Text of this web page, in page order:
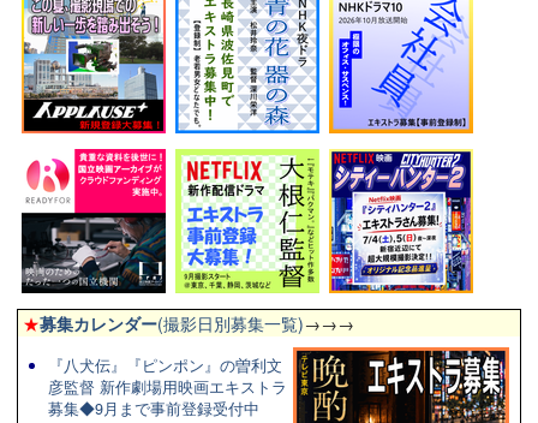
★募集カレンダー(撮影日別募集一覧)→→→
『八犬伝』『ピンポン』の曽利文
彦監督 新作劇場用映画エキストラ
募集◆9月まで事前登録受付中